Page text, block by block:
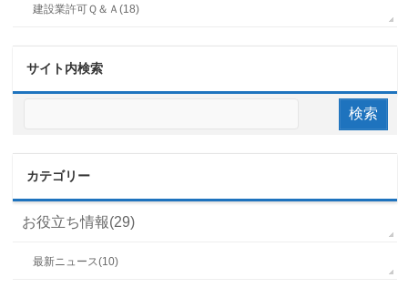
建設業許可Ｑ＆Ａ(18)
サイト内検索
カテゴリー
お役立ち情報(29)
最新ニュース(10)